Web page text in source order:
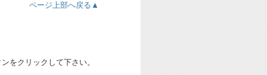
ページ上部へ戻る▲
をクリックして下さい。